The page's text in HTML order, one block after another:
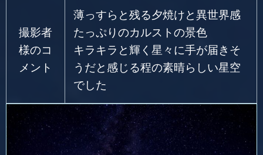
撮影者
様のコ
メント
薄っすらと残る夕焼けと異世界感
たっぷりのカルストの景色
キラキラと輝く星々に手が届きそ
うだと感じる程の素晴らしい星空
でした